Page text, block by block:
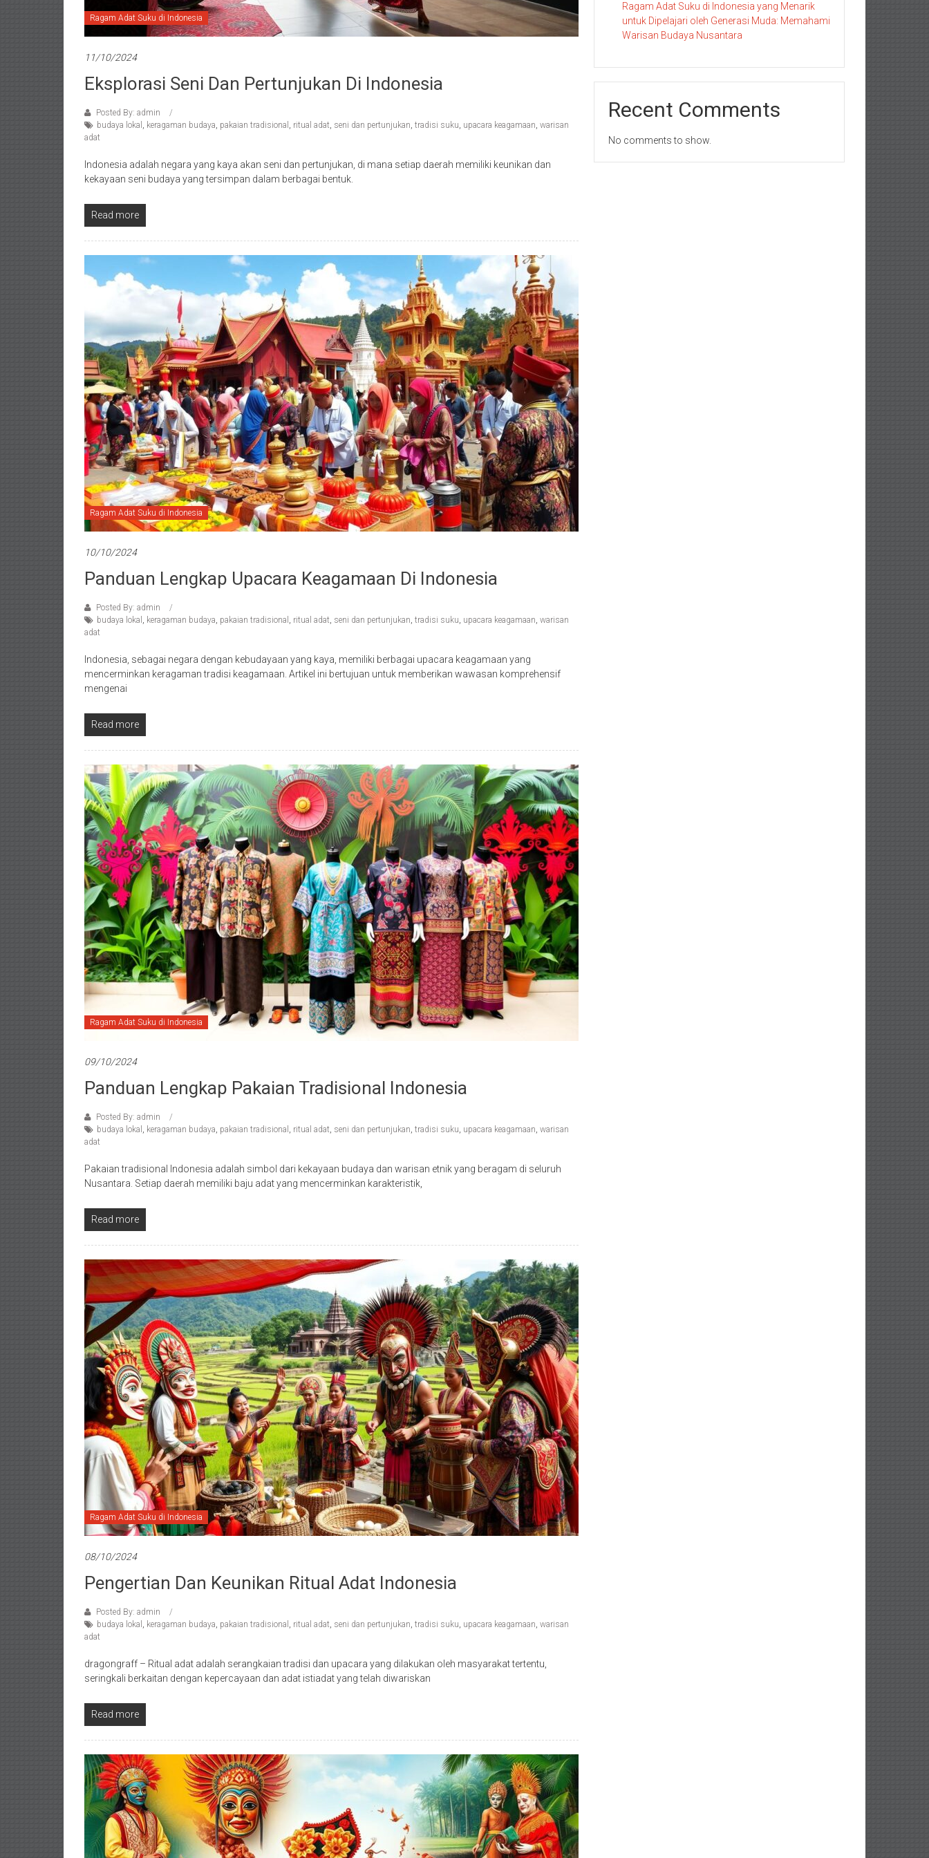
Ragam Adat Suku di Indonesia
11/10/2024
Eksplorasi Seni Dan Pertunjukan Di Indonesia
Posted By: admin
budaya lokal , keragaman budaya, pakaian tradisional , ritual adat, seni dan pertunjukan, tradisi suku, upacara keagamaan, warisan
adat
Indonesia adalah negara yang kaya akan seni dan pertunjukan, di mana setiap daerah memiliki keunikan dan
kekayaan seni budaya yang tersimpan dalam berbagai bentuk.
Read more
Ragam Adat Suku di Indonesia
10/10/2024
Panduan Lengkap Upacara Keagamaan Di Indonesia
Posted By: admin
budaya lokal , keragaman budaya, pakaian tradisional , ritual adat, seni dan pertunjukan, tradisi suku, upacara keagamaan, warisan
adat
Indonesia, sebagai negara dengan kebudayaan yang kaya, memiliki berbagai upacara keagamaan yang
mencerminkan keragaman tradisi keagamaan. Artikel ini bertujuan untuk memberikan wawasan komprehensif
mengenai
Read more
Ragam Adat Suku di Indonesia
09/10/2024
Panduan Lengkap Pakaian Tradisional Indonesia
Posted By: admin
budaya lokal , keragaman budaya, pakaian tradisional , ritual adat, seni dan pertunjukan, tradisi suku, upacara keagamaan, warisan
adat
Pakaian tradisional Indonesia adalah simbol dari kekayaan budaya dan warisan etnik yang beragam di seluruh
Nusantara. Setiap daerah memiliki baju adat yang mencerminkan karakteristik,
Read more
Ragam Adat Suku di Indonesia
08/10/2024
Pengertian Dan Keunikan Ritual Adat Indonesia
Posted By: admin
budaya lokal , keragaman budaya, pakaian tradisional , ritual adat, seni dan pertunjukan, tradisi suku, upacara keagamaan, warisan
adat
dragongraff – Ritual adat adalah serangkaian tradisi dan upacara yang dilakukan oleh masyarakat tertentu,
seringkali berkaitan dengan kepercayaan dan adat istiadat yang telah diwariskan
Read more
Ragam Adat Suku di Indonesia yang Menarik
untuk Dipelajari oleh Generasi Muda: Memahami
Warisan Budaya Nusantara
Recent Comments
No comments to show.